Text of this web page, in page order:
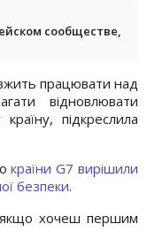
сообществе,
працювати над
відновлювати
підкреслила
країни G7 вирішили
безпеки.
хочеш першим